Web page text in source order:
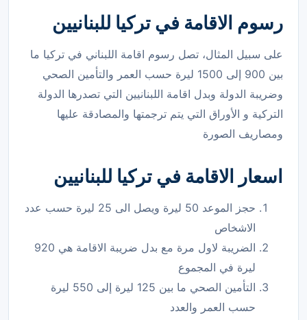
رسوم الاقامة في تركيا للبنانيين
على سبيل المثال، تصل رسوم اقامة اللبناني في تركيا ما
بين 900 إلى 1500 ليرة حسب العمر والتأمين الصحي
وضريبة الدولة وبدل اقامة اللبنانيين التي تصدرها الدولة
التركية و الأوراق التي يتم ترجمتها والمصادقة عليها
ومصاريف الصورة
اسعار الاقامة في تركيا للبنانيين
حجز الموعد 50 ليرة ويصل الى 25 ليرة حسب عدد
الاشخاص
الضريبة لاول مرة مع بدل ضريبة الاقامة هي 920
ليرة في المجموع
التأمين الصحي ما بين 125 ليرة إلى 550 ليرة
حسب العمر والعدد